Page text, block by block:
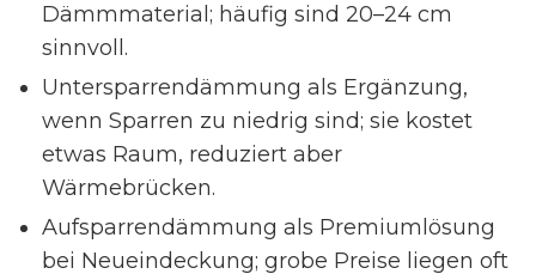
Dämmmaterial; häufig sind 20–24 cm
sinnvoll.
Untersparrendämmung als Ergänzung,
wenn Sparren zu niedrig sind; sie kostet
etwas Raum, reduziert aber
Wärmebrücken.
Aufsparrendämmung als Premiumlösung
bei Neueindeckung; grobe Preise liegen oft